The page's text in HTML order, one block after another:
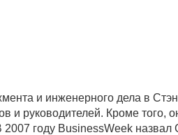
и инженерного дела в
и руководителей. Кроме
году BusinessWeek